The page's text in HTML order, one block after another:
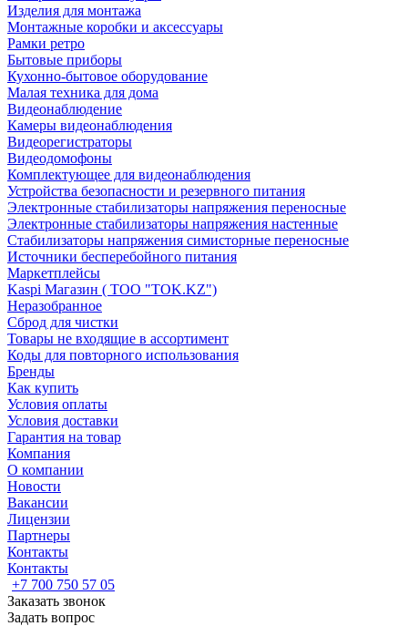
Изделия для монтажа
Монтажные коробки и аксессуары
Рамки ретро
Бытовые приборы
Кухонно-бытовое оборудование
Малая техника для дома
Видеонаблюдение
Камеры видеонаблюдения
Видеорегистраторы
Видеодомофоны
Комплектующее для видеонаблюдения
Устройства безопасности и резервного питания
Электронные стабилизаторы напряжения переносные
Электронные стабилизаторы напряжения настенные
Стабилизаторы напряжения симисторные переносные
Источники бесперебойного питания
Маркетплейсы
Kaspi Магазин ( ТОО "TOK.KZ")
Неразобранное
Сброд для чистки
Товары не входящие в ассортимент
Коды для повторного использования
Бренды
Как купить
Условия оплаты
Условия доставки
Гарантия на товар
Компания
О компании
Новости
Вакансии
Лицензии
Партнеры
Контакты
Контакты
+7 700 750 57 05
Заказать звонок
Задать вопрос